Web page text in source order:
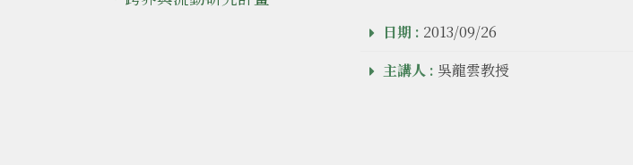
日期 : 2013/09/26
主講人 : 吳龍雲教授